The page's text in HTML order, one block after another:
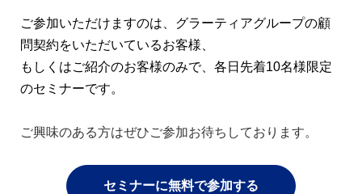
ご参加いただけますのは、グラーティアグループの顧
問契約をいただいているお客様、
もしくはご紹介のお客様のみで、各日先着10名様限定
のセミナーです。
ご興味のある方はぜひご参加お待ちしております。
セミナーに無料で参加する